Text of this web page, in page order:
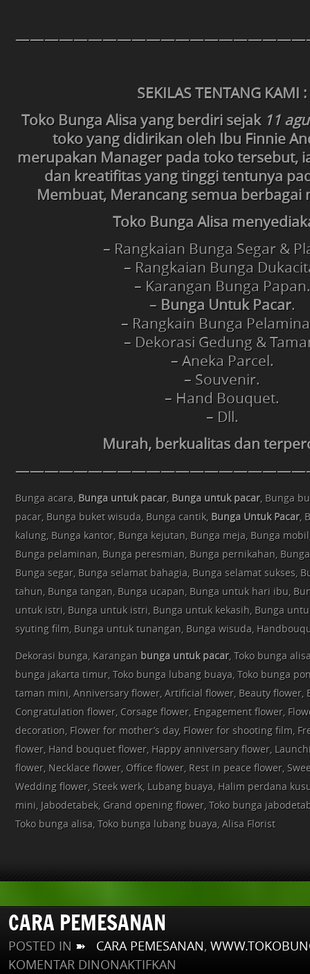
SEKILAS TENTANG KAMI :
Toko Bunga Alisa yang berdiri sejak 11
toko yang didirikan oleh Ibu Finnie
merupakan Manager pada toko tersebut,
dan kreatifitas yang tinggi tentunya
Membuat, Merancang semua berbagai
Toko Bunga Alisa
– Rangkaian Bunga Segar &
– Rangkaian Bunga
– Karangan Bunga Papan.
– Bunga Untuk Pacar.
– Rangkain Bunga
– Dekorasi Gedung &
– Aneka Parcel.
– Souvenir.
– Hand Bouquet.
– Dll.
Murah, berkualitas dan
Bunga acara, Bunga untuk pacar, Bunga untuk pacar, Bunga
pacar, Bunga buket wisuda, Bunga cantik, Bunga Untuk Pacar,
kalung, Bunga kantor, Bunga kejutan, Bunga meja, Bunga
Bunga pelaminan, Bunga peresmian, Bunga pernikahan,
Bunga segar, Bunga selamat bahagia, Bunga selamat sukses,
tahun, Bunga tangan, Bunga ucapan, Bunga untuk hari ibu,
untuk istri, Bunga untuk istri, Bunga untuk kekasih, Bunga
syuting film, Bunga untuk tunangan, Bunga wisuda,
Dekorasi bunga, Karangan bunga untuk pacar, Toko bunga
bunga jakarta timur, Toko bunga lubang buaya, Toko bunga
taman mini, Anniversary flower, Artificial flower, Beauty flower,
Congratulation flower, Corsage flower, Engagement flower,
decoration, Flower for mother’s day, Flower for shooting film,
flower, Hand bouquet flower, Happy anniversary flower,
flower, Necklace flower, Office flower, Rest in peace flower,
Wedding flower, Steek werk, Lubang buaya, Halim perdana
mini, Jabodetabek, Grand opening flower, Toko bunga
Toko bunga alisa, Toko bunga lubang buaya, Alisa Florist
CARA PEMESANAN
POSTED IN ➽ CARA PEMESANAN,
KOMENTAR DINONAKTIFKAN